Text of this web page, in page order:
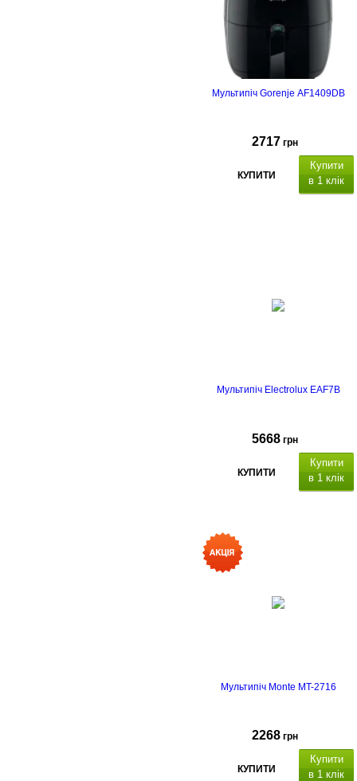
Мультипіч Gorenje AF1409DB
2717 грн
КУПИТИ
Купити
в 1 клік
Мультипіч Electrolux EAF7B
5668 грн
КУПИТИ
Купити
в 1 клік
Мультипіч Monte MT-2716
2268 грн
КУПИТИ
Купити
в 1 клік